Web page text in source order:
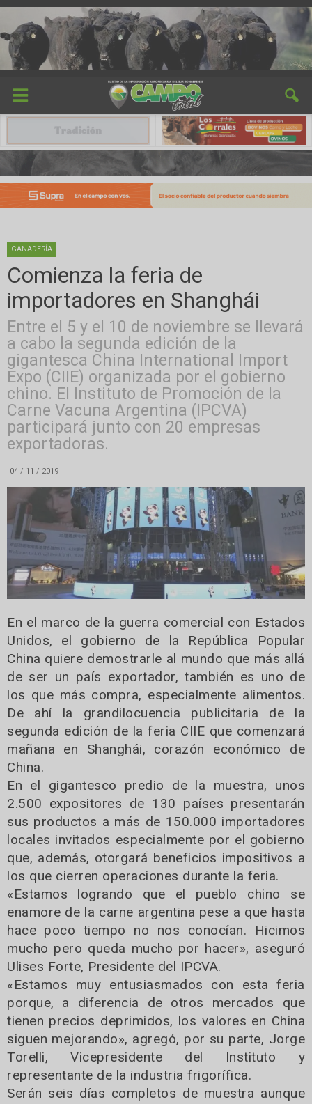
GANADERÍA
Comienza la feria de
importadores en Shanghái
Entre el 5 y el 10 de noviembre se llevará
a cabo la segunda edición de la
gigantesca China International Import
Expo (CIIE) organizada por el gobierno
chino. El Instituto de Promoción de la
Carne Vacuna Argentina (IPCVA)
participará junto con 20 empresas
exportadoras.
04 / 11 / 2019
En el marco de la guerra comercial con Estados
Unidos, el gobierno de la República Popular
China quiere demostrarle al mundo que más allá
de ser un país exportador, también es uno de
los que más compra, especialmente alimentos.
De ahí la grandilocuencia publicitaria de la
segunda edición de la feria CIIE que comenzará
mañana en Shanghái, corazón económico de
China.
En el gigantesco predio de la muestra, unos
2.500 expositores de 130 países presentarán
sus productos a más de 150.000 importadores
locales invitados especialmente por el gobierno
que, además, otorgará beneficios impositivos a
los que cierren operaciones durante la feria.
«Estamos logrando que el pueblo chino se
enamore de la carne argentina pese a que hasta
hace poco tiempo no nos conocían. Hicimos
mucho pero queda mucho por hacer», aseguró
Ulises Forte, Presidente del IPCVA.
«Estamos muy entusiasmados con esta feria
porque, a diferencia de otros mercados que
tienen precios deprimidos, los valores en China
siguen mejorando», agregó, por su parte, Jorge
Torelli, Vicepresidente del Instituto y
representante de la industria frigorífica.
Serán seis días completos de muestra aunque